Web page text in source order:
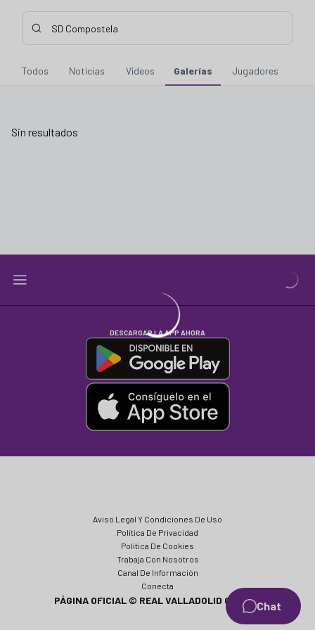
Chat
Introduce tu búsqueda, espera unos instantes y te
Todos Noticias Vídeos Galerías Jugadores
Sin resultados
DESCARGAR LA APP AHORA
Aviso Legal Y Condiciones De Uso
Política De Privacidad
Política De Cookies
Trabaja Con Nosotros
Canal De Información
Conecta
PÁGINA OFICIAL © REAL VALLADOLID CF 2024